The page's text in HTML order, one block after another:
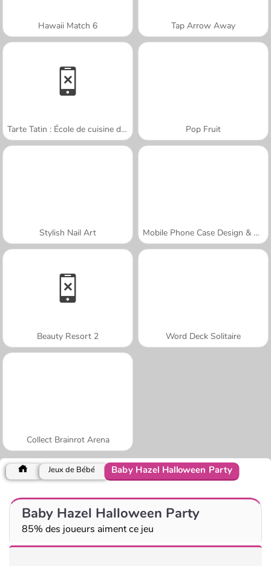
Hawaii Match 6 Tap Arrow Away
Tarte Tatin : École de cuisine de Sara Pop Fruit
Stylish Nail Art Mobile Phone Case Design & DIY
Beauty Resort 2 Word Deck Solitaire
Collect Brainrot Arena
Jeux de Bébé Baby Hazel Halloween Party
Baby Hazel Halloween Party
85% des joueurs aiment ce jeu